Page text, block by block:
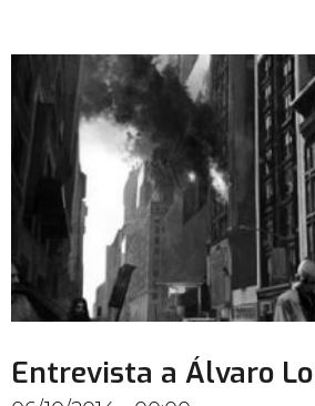
Entrevista a Álvaro